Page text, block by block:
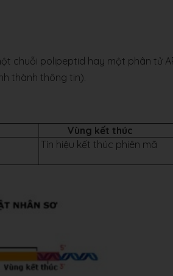
chuỗi polipeptid hay một phân tử
thành thông tin).
Vùng kết thúc
Tín hiệu kết thúc phiên